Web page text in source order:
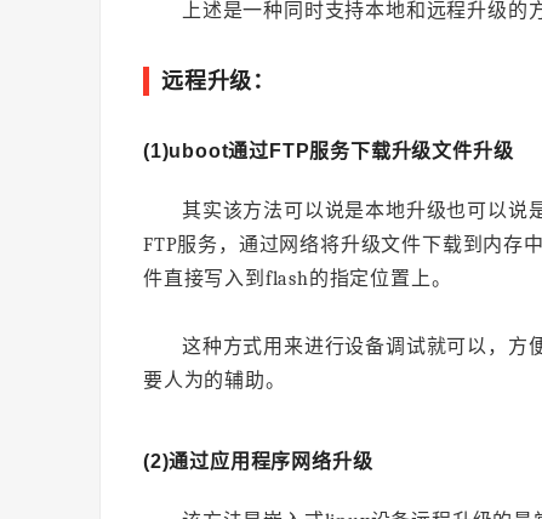
上述是一种同时支持本地和远程升级的
远程升级：
(1)uboot通过FTP服务下载升级文件升级
其实该方法可以说是本地升级也可以说
FTP服务，通过网络将升级文件下载到内存
件直接写入到flash的指定位置上。
这种方式用来进行设备调试就可以，方
要人为的辅助。
(2)通过应用程序网络升级